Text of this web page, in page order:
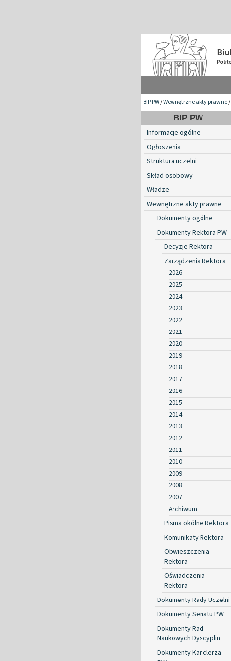
BIP PW/Wewnętrzne akty prawne/
BIP PW
Informacje ogólne
Ogłoszenia
Struktura uczelni
Skład osobowy
Władze
Wewnętrzne akty prawne
Dokumenty ogólne
Dokumenty Rektora PW
Decyzje Rektora
Zarządzenia Rektora
2026
2025
2024
2023
2022
2021
2020
2019
2018
2017
2016
2015
2014
2013
2012
2011
2010
2009
2008
2007
Archiwum
Pisma okólne Rektora
Komunikaty Rektora
Obwieszczenia
Rektora
Oświadczenia
Rektora
Dokumenty Rady Uczelni
Dokumenty Senatu PW
Dokumenty Rad
Naukowych Dyscyplin
Dokumenty Kanclerza